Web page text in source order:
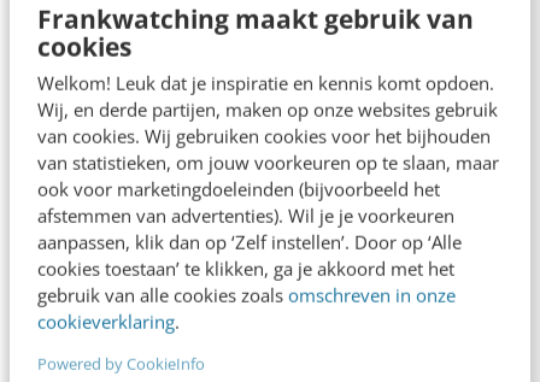
Frankwatching maakt gebruik van
cookies
Welkom! Leuk dat je inspiratie en kennis komt opdoen.
Wij, en derde partijen, maken op onze websites gebruik
van cookies. Wij gebruiken cookies voor het bijhouden
van statistieken, om jouw voorkeuren op te slaan, maar
ook voor marketingdoeleinden (bijvoorbeeld het
afstemmen van advertenties). Wil je je voorkeuren
aanpassen, klik dan op ‘Zelf instellen’. Door op ‘Alle
cookies toestaan’ te klikken, ga je akkoord met het
gebruik van alle cookies zoals omschreven in onze
cookieverklaring.
Powered by CookieInfo
schoenen in de etalage staan, loop je meestal
door. Het lijkt erop dat Sneakers.nl vooral een
jong en hip publiek wil aanspreken en ‘lifestyle’
hoger in het vaandel heeft staan dan sales.
Opvallend is dat bij Otto.nl relatief veel
respondenten afhaken vanwege het uiterlijk van
de website. Als verbeterpunt voor Otto.nl geeft
een respondent de volgende tip: “de website
overzichtelijker maken, zodat het rust